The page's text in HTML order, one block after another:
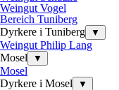
Weingut Vogel
Bereich Tuniberg
Dyrkere i Tuniberg
▼
Weingut Philip Lang
Mosel
▼
Mosel
Dyrkere i Mosel
▼